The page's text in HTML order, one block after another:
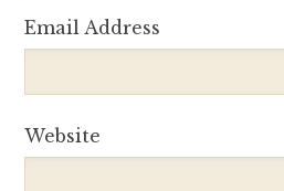
Email Address
Website